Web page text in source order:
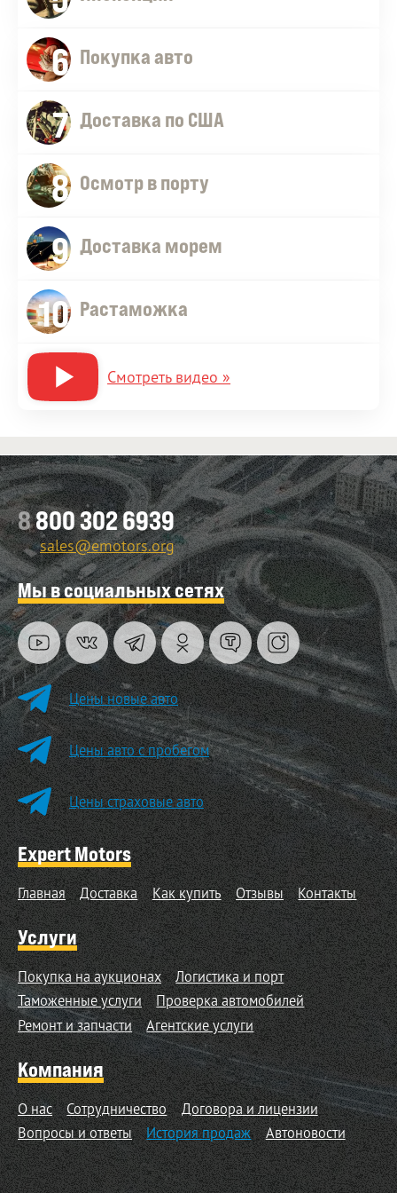
6 Покупка авто
7 Доставка по США
8 Осмотр в порту
9 Доставка морем
10 Растаможка
Смотреть видео »
8800 302 6939
sales@emotors.org
Мы в социальных сетях
Цены новые авто
Цены авто с пробегом
Цены страховые авто
Expert Motors
Главная Доставка Как купить Отзывы Контакты
Услуги
Покупка на аукционах
Логистика и порт
Таможенные услуги
Проверка автомобилей
Ремонт и запчасти
Агентские услуги
Компания
О нас Сотрудничество
Договора и лицензии
Вопросы и ответы
История продаж Автоновости